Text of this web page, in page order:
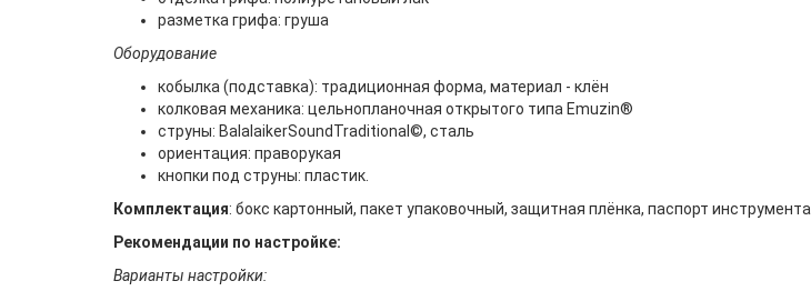
разметка грифа: груша
Оборудование
кобылка (подставка): традиционная форма, материал - клён
колковая механика: цельнопланочная открытого типа Emuzin®
струны: BalalaikerSoundTraditional©, сталь
ориентация: праворукая
кнопки под струны: пластик.
Комплектация: бокс картонный, пакет упаковочный, защитная плёнка, паспорт инструмента.
Рекомендации по настройке:
Варианты настройки: